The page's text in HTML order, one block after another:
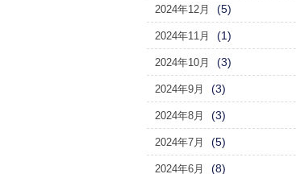
2024年12月 (5)
2024年11月 (1)
2024年10月 (3)
2024年9月 (3)
2024年8月 (3)
2024年7月 (5)
2024年6月 (8)